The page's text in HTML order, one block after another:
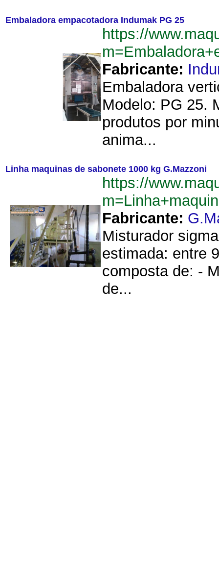
Embaladora empacotadora Indumak PG 25
https://
Fabricante:
Embaladora
Modelo: PG 25.
produtos por
anima...
Linha maquinas de sabonete 1000 kg G.Mazzoni
https://
Fabricante:
Misturador
estimada: entre
composta de: -
de...